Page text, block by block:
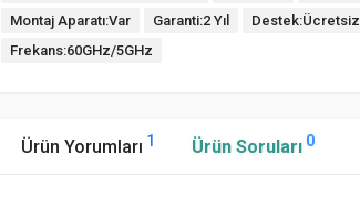
Montaj Aparatı:Var
Garanti:2 Yıl
Destek:Ücretsiz
Frekans:60GHz/5GHz
Ürün Yorumları 1 Ürün Soruları 0